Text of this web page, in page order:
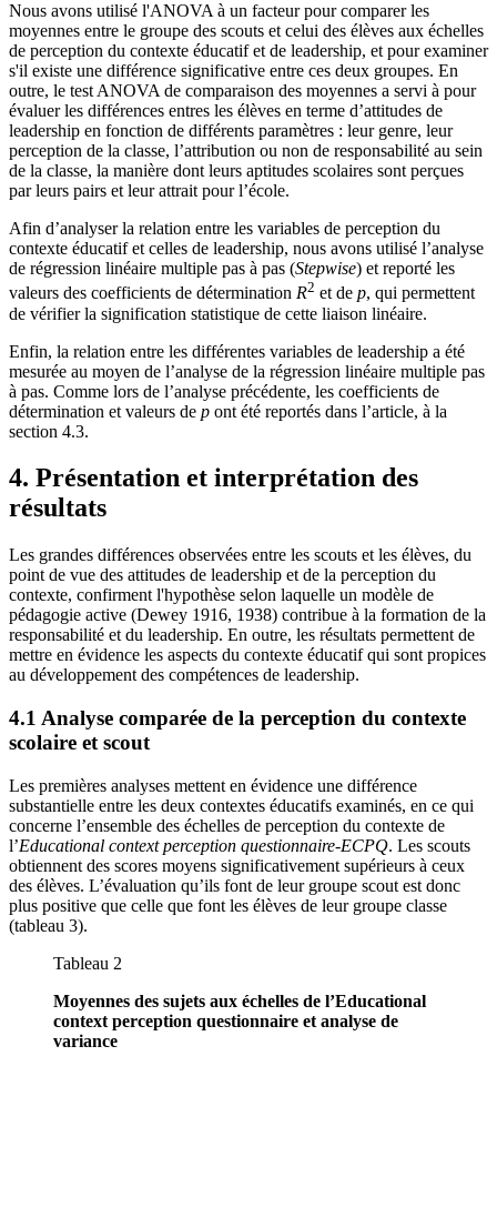
Nous avons utilisé l'ANOVA à un facteur pour comparer les
moyennes entre le groupe des scouts et celui des élèves aux échelles
de perception du contexte éducatif et de leadership, et pour examiner
s'il existe une différence significative entre ces deux groupes. En
outre, le test ANOVA de comparaison des moyennes a servi à pour
évaluer les différences entres les élèves en terme d’attitudes de
leadership en fonction de différents paramètres : leur genre, leur
perception de la classe, l’attribution ou non de responsabilité au sein
de la classe, la manière dont leurs aptitudes scolaires sont perçues
par leurs pairs et leur attrait pour l’école.
Afin d’analyser la relation entre les variables de perception du
contexte éducatif et celles de leadership, nous avons utilisé l’analyse
de régression linéaire multiple pas à pas (Stepwise) et reporté les
valeurs des coefficients de détermination R2 et de p, qui permettent
de vérifier la signification statistique de cette liaison linéaire.
Enfin, la relation entre les différentes variables de leadership a été
mesurée au moyen de l’analyse de la régression linéaire multiple pas
à pas. Comme lors de l’analyse précédente, les coefficients de
détermination et valeurs de p ont été reportés dans l’article, à la
section 4.3.
4. Présentation et interprétation des
résultats
Les grandes différences observées entre les scouts et les élèves, du
point de vue des attitudes de leadership et de la perception du
contexte, confirment l'hypothèse selon laquelle un modèle de
pédagogie active (Dewey 1916, 1938) contribue à la formation de la
responsabilité et du leadership. En outre, les résultats permettent de
mettre en évidence les aspects du contexte éducatif qui sont propices
au développement des compétences de leadership.
4.1 Analyse comparée de la perception du contexte
scolaire et scout
Les premières analyses mettent en évidence une différence
substantielle entre les deux contextes éducatifs examinés, en ce qui
concerne l’ensemble des échelles de perception du contexte de
l’Educational context perception questionnaire-ECPQ. Les scouts
obtiennent des scores moyens significativement supérieurs à ceux
des élèves. L’évaluation qu’ils font de leur groupe scout est donc
plus positive que celle que font les élèves de leur groupe classe
(tableau 3).
Tableau 2
Moyennes des sujets aux échelles de l’Educational
context perception questionnaire et analyse de
variance